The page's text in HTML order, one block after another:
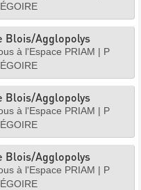
Blois/Agglopolys
à l'Espace PRIAM | P
Blois/Agglopolys
à l'Espace PRIAM | P
Blois/Agglopolys
à l'Espace PRIAM | P